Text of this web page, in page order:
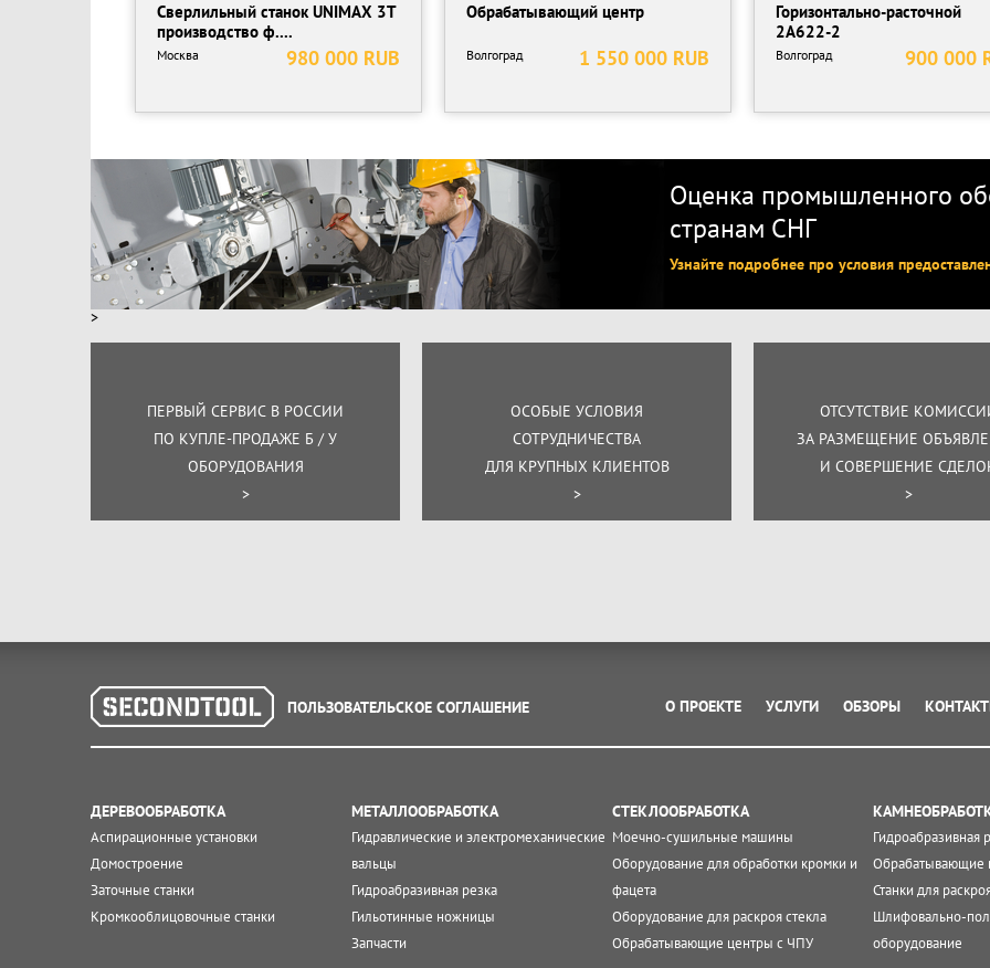
Сверлильный станок UNIMAX 3T
производство ф....
980 000 RUB
Москва
Обрабатывающий центр
1 550 000 RUB
Волгоград
Горизонтально-расточной
2А622-2
900 000
Волгоград
Оценка промышленного
странам СНГ
Узнайте подробнее про условия
>
ПЕРВЫЙ СЕРВИС В РОССИИ
ПО КУПЛЕ-ПРОДАЖЕ Б / У
ОБОРУДОВАНИЯ
>
ОСОБЫЕ УСЛОВИЯ
СОТРУДНИЧЕСТВА
ДЛЯ КРУПНЫХ КЛИЕНТОВ
>
ОТСУТСТВИЕ
ЗА РАЗМЕЩЕНИЕ
И СОВЕРШЕНИЕ
>
ПОЛЬЗОВАТЕЛЬСКОЕ СОГЛАШЕНИЕ О ПРОЕКТЕ УСЛУГИ ОБЗОРЫ
ДЕРЕВООБРАБОТКА
Аспирационные установки
Домостроение
Заточные станки
Кромкооблицовочные станки
МЕТАЛЛООБРАБОТКА
Гидравлические и электромеханические
вальцы
Гидроабразивная резка
Гильотинные ножницы
Запчасти
СТЕКЛООБРАБОТКА
Моечно-сушильные машины
Оборудование для обработки кромки и
фацета
Оборудование для раскроя стекла
Обрабатывающие центры с ЧПУ
Гидроабразивная
Обрабатывающие
Станки для
Шлифовально-
оборудование